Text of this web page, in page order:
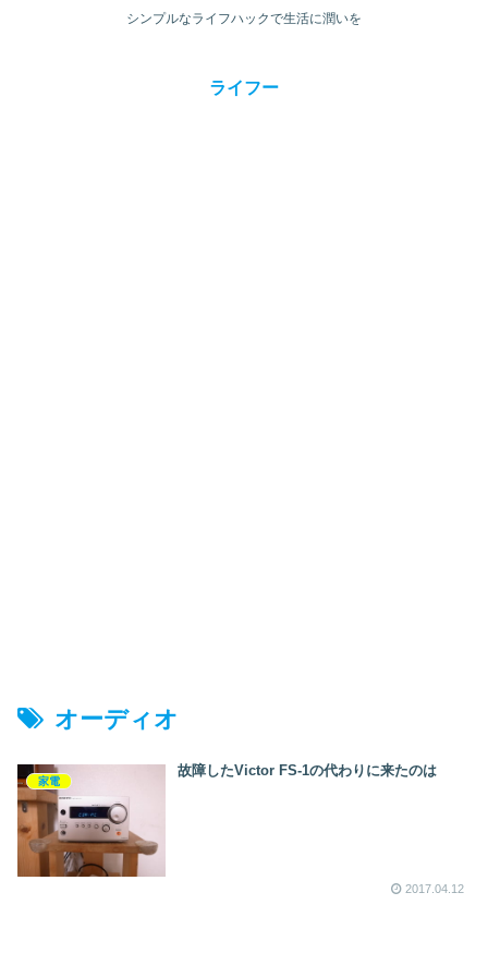
シンプルなライフハックで生活に潤いを
ライフー
オーディオ
家電
故障したVictor FS-1の代わりに来たのは
2017.04.12